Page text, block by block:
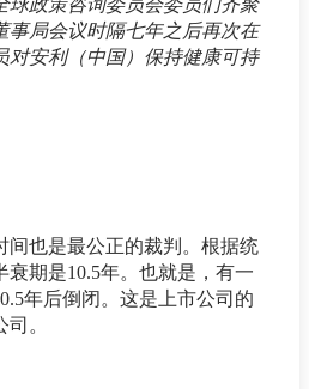
球政策咨询委员会委员们齐聚
事局会议时隔七年之后再次在
对安利（中国）保持健康可持
间也是最公正的裁判。根据统
期是10.5年。也就是，有一
年后倒闭。这是上市公司的
。